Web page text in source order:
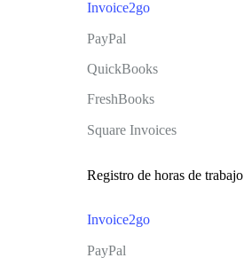
Registro de horas de trabajo